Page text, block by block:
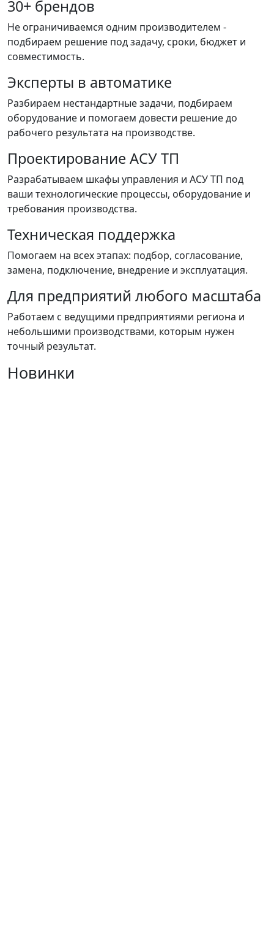
30+ брендов
Не ограничиваемся одним производителем -
подбираем решение под задачу, сроки, бюджет и
совместимость.
Эксперты в автоматике
Разбираем нестандартные задачи, подбираем
оборудование и помогаем довести решение до
рабочего результата на производстве.
Проектирование АСУ ТП
Разрабатываем шкафы управления и АСУ ТП под
ваши технологические процессы, оборудование и
требования производства.
Техническая поддержка
Помогаем на всех этапах: подбор, согласование,
замена, подключение, внедрение и эксплуатация.
Для предприятий любого масштаба
Работаем с ведущими предприятиями региона и
небольшими производствами, которым нужен
точный результат.
Новинки